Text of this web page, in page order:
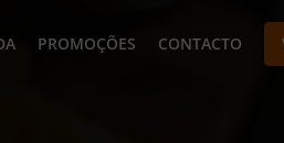
PROMOÇÕES CONTACTO